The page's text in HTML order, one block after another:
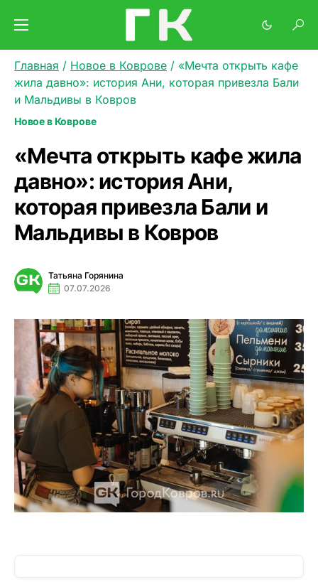
Главная / Новое в Коврове / «Мечта открыть кафе
жила давно»: история Ани, которая привезла Бали
и Мальдивы в Ковров
Новое в Коврове
«Мечта открыть кафе жила
давно»: история Ани,
которая привезла Бали и
Мальдивы в Ковров
Татьяна Горянина
07.07.2026